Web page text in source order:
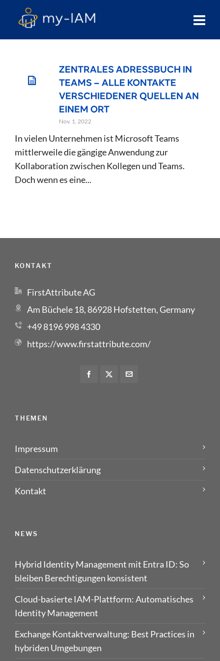
ZENTRALES ADRESSBUCH IN
TEAMS – ALLE KONTAKTE
VERSCHIEDENER QUELLEN AN
EINEM ORT
Nov. 1, 2022
In vielen Unternehmen ist Microsoft Teams
mittlerweile die gängige Anwendung zur
Kollaboration zwischen Kollegen und Teams.
Doch wenn es eine...
KONTAKT
FirstAttribute AG
Am Büchele 18, 86928 Hofstetten, Germany
+49 8196 998 4330
https://www.firstattribute.com/
THEMEN
Impressum
Datenschutzerklärung
Kontakt
NEWS
Hybrid Identity Management mit Entra ID: So
bleiben Berechtigungen konsistent
Cloud-basierte IAM-Plattform: Automatisches
Identity Management
Exchange Kontaktverwaltung: Best Practices in
hybriden Umgebungen